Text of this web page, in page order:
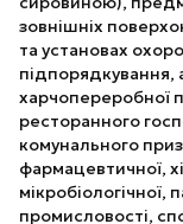
зовнішніх
та установах
підпорядкування,
харчопереробної
ресторанного
комунального
фармацевтичної,
промисловості,